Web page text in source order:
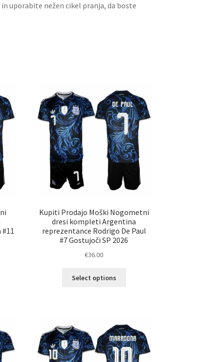
uporabite nežen cikel pranja, da boste
Kupiti Prodajo Moški Nogometni
dresi kompleti Argentina
reprezentance Rodrigo De Paul
#7 Gostujoči SP 2026
€36.00
Select options
Možnosti
lahko
izberete
na